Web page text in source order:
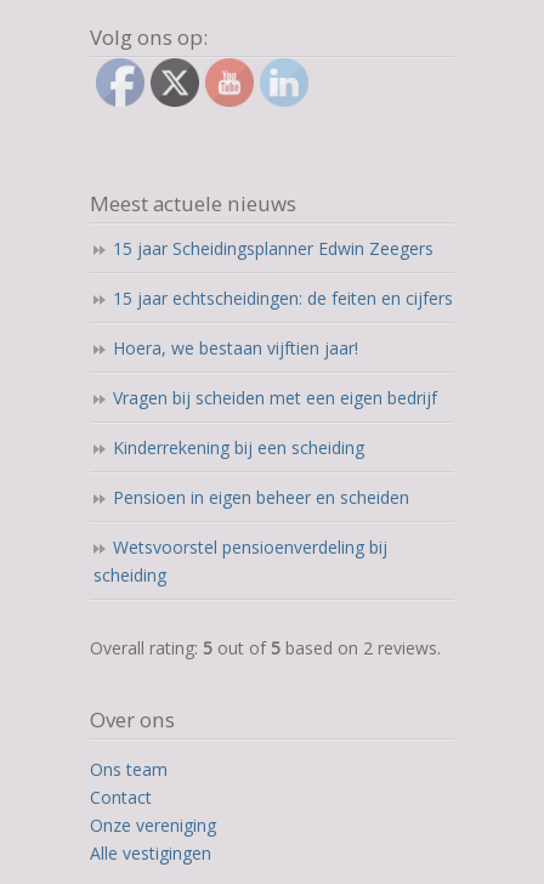
Volg ons op:
Meest actuele nieuws
15 jaar Scheidingsplanner Edwin Zeegers
15 jaar echtscheidingen: de feiten en cijfers
Hoera, we bestaan vijftien jaar!
Vragen bij scheiden met een eigen bedrijf
Kinderrekening bij een scheiding
Pensioen in eigen beheer en scheiden
Wetsvoorstel pensioenverdeling bij
scheiding
5,0
on
12.345
ratings
Overall rating: 5 out of 5 based on 2 reviews.
Over ons
Ons team
Contact
Onze vereniging
Alle vestigingen